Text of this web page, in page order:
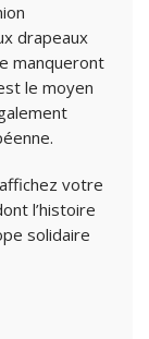
drapeaux
manqueront
le moyen
votre
l’histoire
solidaire